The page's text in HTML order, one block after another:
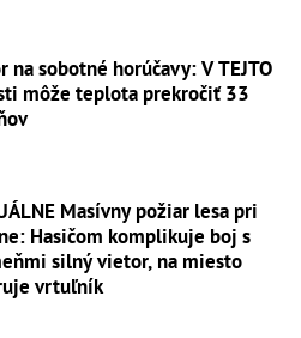
na sobotné horúčavy: V TEJTO
môže teplota prekročiť 33
Masívny požiar lesa pri
Hasičom komplikuje boj s
silný vietor, na miesto
vrtuľník